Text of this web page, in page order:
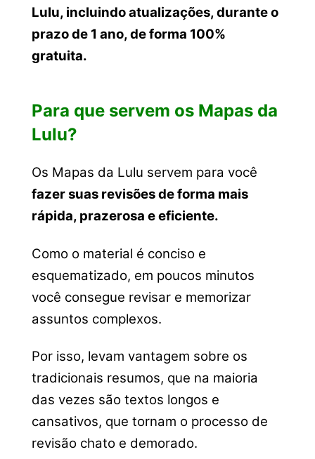
Lulu, incluindo atualizações, durante o
prazo de 1 ano, de forma 100%
gratuita.
Para que servem os Mapas da
Lulu?
Os Mapas da Lulu servem para você
fazer suas revisões de forma mais
rápida, prazerosa e eficiente.
Como o material é conciso e
esquematizado, em poucos minutos
você consegue revisar e memorizar
assuntos complexos.
Por isso, levam vantagem sobre os
tradicionais resumos, que na maioria
das vezes são textos longos e
cansativos, que tornam o processo de
revisão chato e demorado.